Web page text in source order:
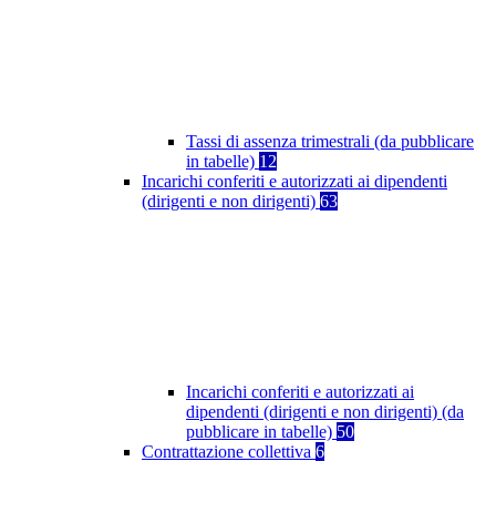
Tassi di assenza trimestrali (da pubblicare
in tabelle) 12
Incarichi conferiti e autorizzati ai dipendenti
(dirigenti e non dirigenti) 63
Incarichi conferiti e autorizzati ai
dipendenti (dirigenti e non dirigenti) (da
pubblicare in tabelle) 50
Contrattazione collettiva 6